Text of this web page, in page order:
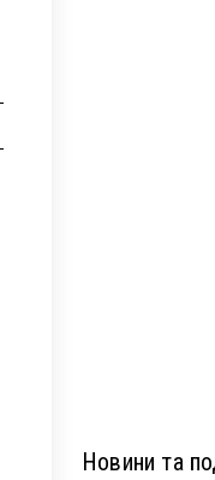
Новини та